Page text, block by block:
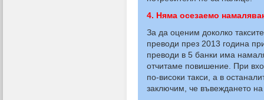
4. Няма осезаемо
За да оценим доколко
преводи през 2013 година
преводи в 5 банки има
отчитаме повишение. При
по-високи такси, а в
заключим, че въвеждането на